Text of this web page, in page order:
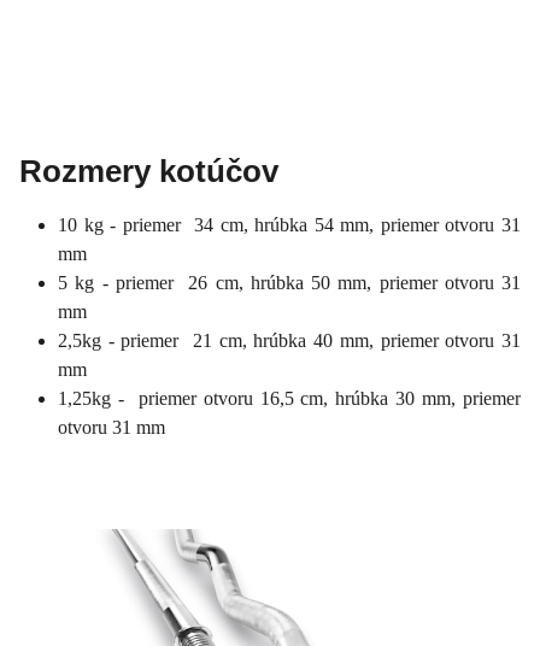
Rozmery kotúčov
10 kg - priemer 34 cm, hrúbka 54 mm, priemer otvoru 31
mm
5 kg - priemer 26 cm, hrúbka 50 mm, priemer otvoru 31
mm
2,5kg - priemer 21 cm, hrúbka 40 mm, priemer otvoru 31
mm
1,25kg - priemer otvoru 16,5 cm, hrúbka 30 mm, priemer
otvoru 31 mm